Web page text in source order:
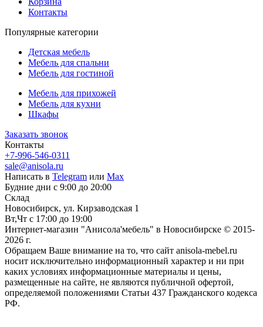
Контакты
Популярные категории
Детская мебель
Мебель для спальни
Мебель для гостиной
Мебель для прихожей
Мебель для кухни
Шкафы
Заказать звонок
Контакты
+7-996-546-0311
sale@anisola.ru
Написать в Telegram или Max
Будние дни с 9:00 до 20:00
Склад
Новосибирск, ул. Кирзаводская 1
Вт,Чт с 17:00 до 19:00
Интернет-магазин "Анисола'мебель" в Новосибирске © 2015-
2026 г.
Обращаем Ваше внимание на то, что сайт anisola-mebel.ru
носит исключительно информационный характер и ни при
каких условиях информационные материалы и цены,
размещенные на сайте, не являются публичной офертой,
определяемой положениями Статьи 437 Гражданского кодекса
РФ.